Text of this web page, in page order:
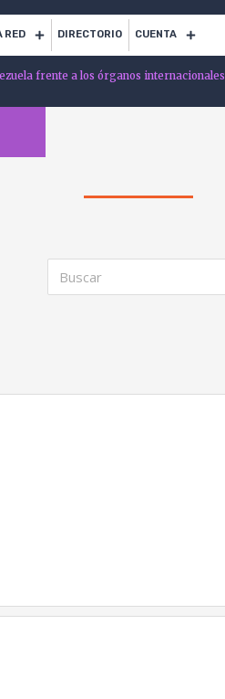
RED DIRECTORIO CUENTA
frente a los órganos internacionales